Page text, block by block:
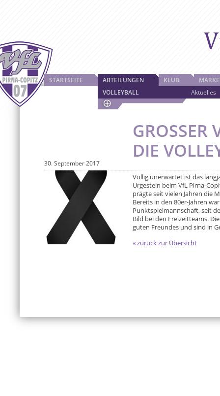
STARTSEITE
ABTEILUNGEN
VOLLEYBALL
Aktuelles
KLUB
GROSSER
IE
30. September 2017
Völlig unerwartet ist das
Urgestein beim VfL Pirna-
prägte seit vielen Jahren die
Bereits in den 80er-Jahren
Punktspielmannschaft, seit
Bild bei den Freizeitteams.
guten Freundes und sind in
« zurück zur Übersicht